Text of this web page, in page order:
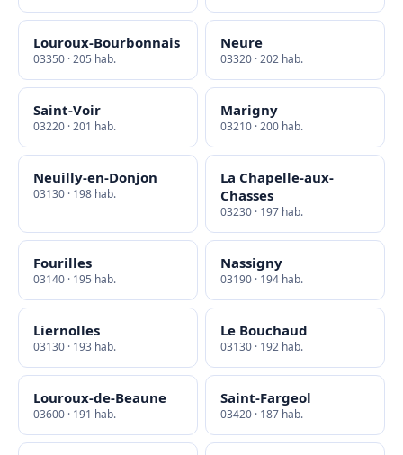
Louroux-Bourbonnais
03350 · 205 hab.
Neure
03320 · 202 hab.
Saint-Voir
03220 · 201 hab.
Marigny
03210 · 200 hab.
Neuilly-en-Donjon
03130 · 198 hab.
La Chapelle-aux-
Chasses
03230 · 197 hab.
Fourilles
03140 · 195 hab.
Nassigny
03190 · 194 hab.
Liernolles
03130 · 193 hab.
Le Bouchaud
03130 · 192 hab.
Louroux-de-Beaune
03600 · 191 hab.
Saint-Fargeol
03420 · 187 hab.